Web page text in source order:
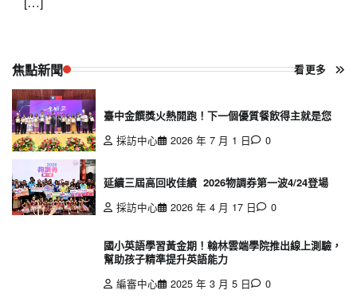
焦點新聞 看更多
臺中金饌獎火熱開跑！下一個優質餐飲得主就是您
採訪中心
2026 年 7 月 1 日 0
延續三屆高回收佳績 2026物調券第一波4/24登場
採訪中心
2026 年 4 月 17 日 0
國小英語學習黃金期！翰林雲端學院推出線上測驗，
幫助孩子精準提升英語能力
編審中心
2025 年 3 月 5 日 0